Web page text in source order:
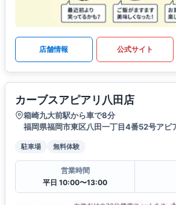
店舗情報 公式サイト
カーブスアピアリ八田店
箱崎九大前駅から車で8分
福岡県福岡市東区八田一丁目4番52号アピ
駐車場 無料体験
営業時間
平日 10:00〜13:00